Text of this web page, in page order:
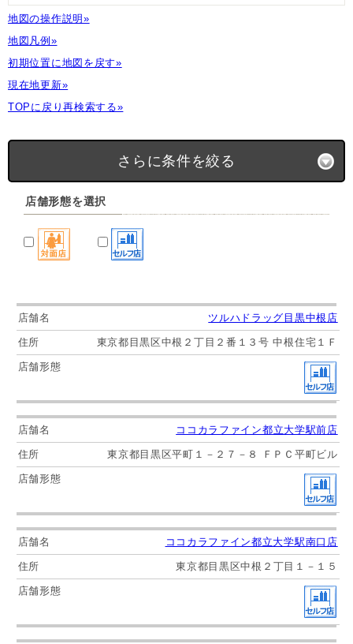
地図の操作説明»
地図凡例»
初期位置に地図を戻す»
現在地更新»
TOPに戻り再検索する»
さらに条件を絞る
店舗形態を選択
ツルハドラッグ目黒中根店
東京都目黒区中根２丁目２番１３号 中根住宅１Ｆ
ココカラファイン都立大学駅前店
東京都目黒区平町１－２７－８ ＦＰＣ平町ビル
ココカラファイン都立大学駅南口店
東京都目黒区中根２丁目１－１５